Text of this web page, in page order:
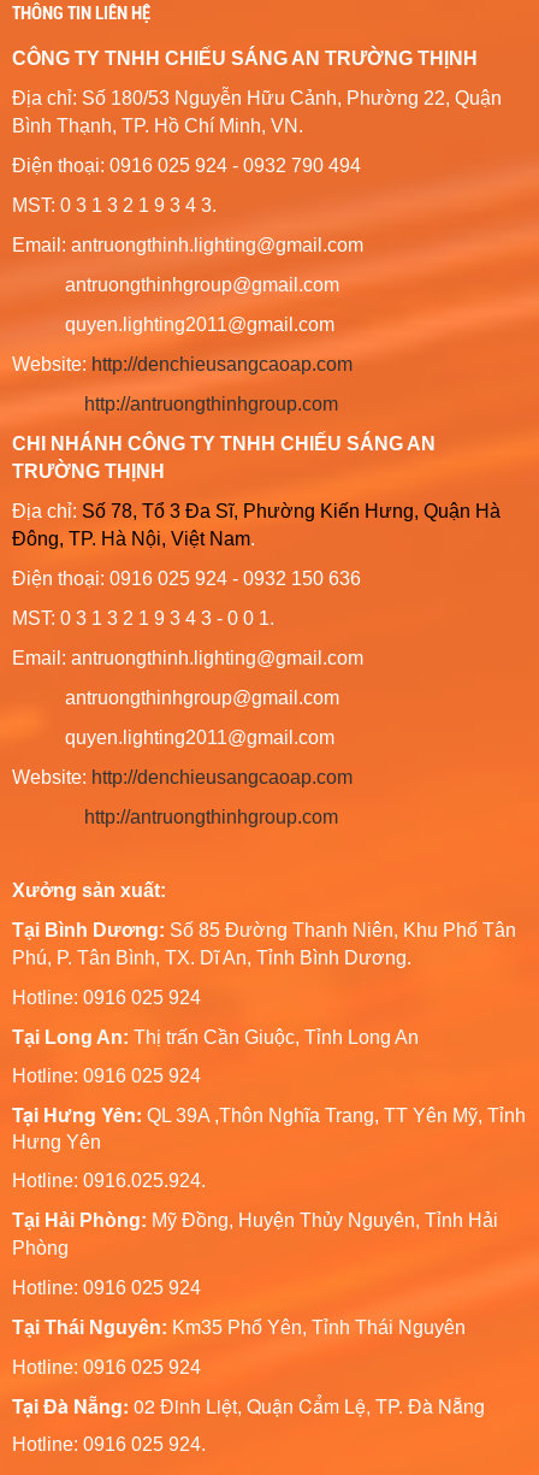
THÔNG TIN LIÊN HỆ
CÔNG TY TNHH CHIẾU SÁNG AN TRƯỜNG THỊNH
Địa chỉ: Số 180/53 Nguyễn Hữu Cảnh, Phường 22, Quận
Bình Thạnh, TP. Hồ Chí Minh, VN.
Điện thoại: 0916 025 924 - 0932 790 494
MST: 0 3 1 3 2 1 9 3 4 3.
Email: antruongthinh.lighting@gmail.com
antruongthinhgroup@gmail.com
quyen.lighting2011@gmail.com
Website: http://denchieusangcaoap.com
http://antruongthinhgroup.com
CHI NHÁNH CÔNG TY TNHH CHIẾU SÁNG AN
TRƯỜNG THỊNH
Địa chỉ: Số 78, Tổ 3 Đa Sĩ, Phường Kiến Hưng, Quận Hà
Đông, TP. Hà Nội, Việt Nam.
Điện thoại: 0916 025 924 - 0932 150 636
MST: 0 3 1 3 2 1 9 3 4 3 - 0 0 1.
Email: antruongthinh.lighting@gmail.com
antruongthinhgroup@gmail.com
quyen.lighting2011@gmail.com
Website: http://denchieusangcaoap.com
http://antruongthinhgroup.com
Xưởng sản xuất:
Tại Bình Dương: Số 85 Đường Thanh Niên, Khu Phố Tân
Phú, P. Tân Bình, TX. Dĩ An, Tỉnh Bình Dương.
Hotline: 0916 025 924
Tại Long An: Thị trấn Cần Giuộc, Tỉnh Long An
Hotline: 0916 025 924
Tại Hưng Yên: QL 39A ,Thôn Nghĩa Trang, TT Yên Mỹ, Tỉnh
Hưng Yên
Hotline: 0916.025.924.
Tại Hải Phòng: Mỹ Đồng, Huyện Thủy Nguyên, Tỉnh Hải
Phòng
Hotline: 0916 025 924
Tại Thái Nguyên: Km35 Phổ Yên, Tỉnh Thái Nguyên
Hotline: 0916 025 924
Tại Đà Nẵng: 02 Đinh Liệt, Quận Cẩm Lệ, TP. Đà Nẵng
Hotline: 0916 025 924.